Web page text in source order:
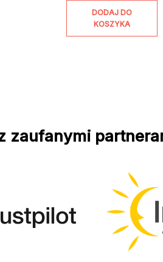
DODAJ DO
KOSZYKA
zaufanymi